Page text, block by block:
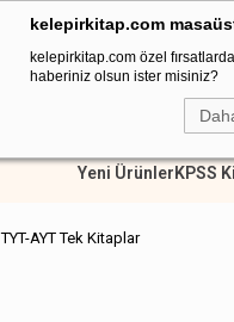
kelepirkitap.com
kelepirkitap.com özel
haberiniz olsun ister misiniz?
899 TL Üzeri
Yeni ÜrünlerKPSS
TYT-AYT Tek Kitaplar